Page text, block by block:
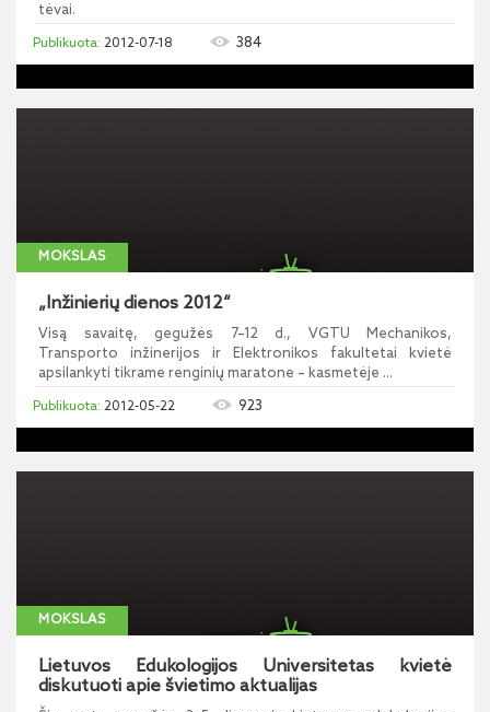
tėvai.
2012-07-18 384
MOKSLAS
„Inžinierių dienos 2012“
Visą savaitę, gegužės 7–12 d., VGTU Mechanikos,
Transporto inžinerijos ir Elektronikos fakultetai kvietė
apsilankyti tikrame renginių maratone – kasmetėje ...
2012-05-22 923
MOKSLAS
Lietuvos Edukologijos Universitetas kvietė
diskutuoti apie švietimo aktualijas